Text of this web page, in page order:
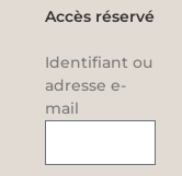
Accès réservé
Identifiant ou
adresse e-
mail